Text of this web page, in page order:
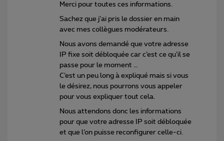
Merci pour toutes ces informations.
Sachez que j’ai pris le dossier en main
avec mes collègues modérateurs.
Nous avons demandé que votre adresse
IP fixe soit débloquée car c’est ce qu’il se
passe pour le moment …
C’est un peu long à expliqué mais si vous
le désirez, nous pourrons vous appeler
pour vous expliquer tout cela.
Nous attendons donc les informations
pour que votre adresse IP soit débloquée
et que l’on puisse reconfigurer celle-ci.